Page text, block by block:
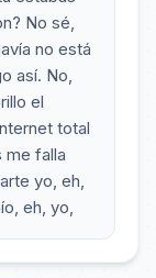
No sé,
no está
así. No,
el
total
me falla
yo, eh,
eh, yo,